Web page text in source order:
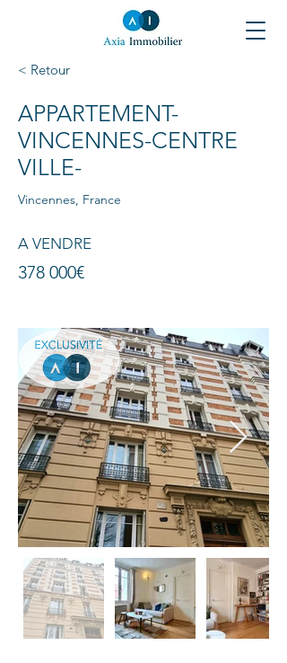
< Retour
APPARTEMENT-
VINCENNES-CENTRE
VILLE-
Vincennes, France
A VENDRE
378 000€